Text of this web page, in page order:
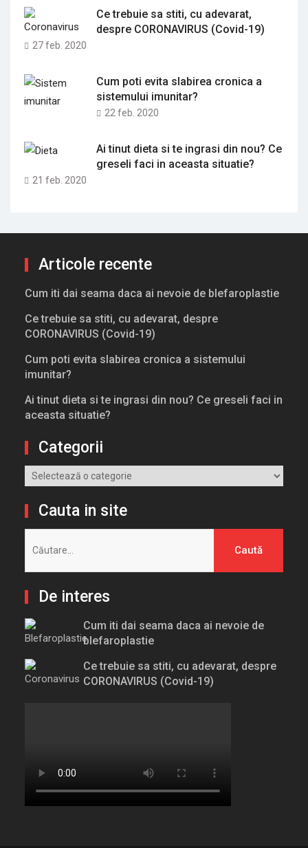
Ce trebuie sa stiti, cu adevarat,
despre CORONAVIRUS (Covid-19)
27 feb. 2020
Cum poti evita slabirea cronica a
sistemului imunitar?
22 feb. 2020
Ai tinut dieta si te ingrasi din nou? Ce
greseli faci in aceasta situatie?
21 feb. 2020
Articole recente
Cum iti dai seama daca ai nevoie de blefaroplastie
Ce trebuie sa stiti, cu adevarat, despre
CORONAVIRUS (Covid-19)
Cum poti evita slabirea cronica a sistemului
imunitar?
Ai tinut dieta si te ingrasi din nou? Ce greseli faci in
aceasta situatie?
Categorii
Categorii
Cauta in site
după:
De interes
Cum iti dai seama daca ai nevoie de
blefaroplastie
Ce trebuie sa stiti, cu adevarat, despre
CORONAVIRUS (Covid-19)